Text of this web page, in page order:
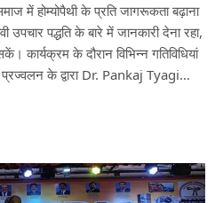
में होम्योपैथी के प्रति जागरूकता बढ़ाना
पद्धति के बारे में जानकारी देना रहा,
के दौरान विभिन्न गतिविधियां
के द्वारा Dr. Pankaj Tyagi…